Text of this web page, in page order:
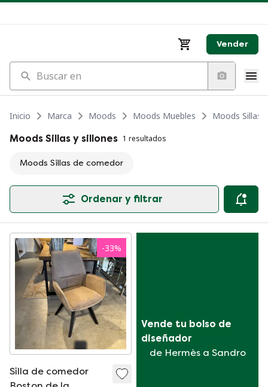
Vender
Buscar en
Inicio Marca Moods Moods Muebles
Moods Sillas
Moods Sillas y sillones 1 resultados
Moods Sillas de comedor
Ordenar y filtrar
-33%
Silla de comedor
Vende tu bolso de
diseñador
de Hermès a Sandro